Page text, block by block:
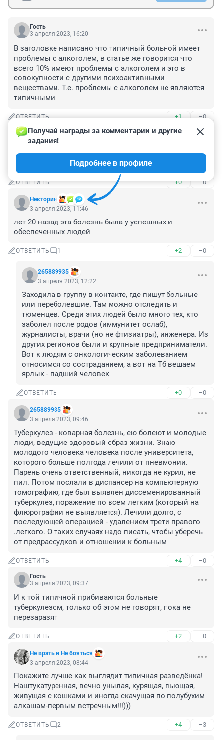
Гость
3 апреля 2023, 16:20
В заголовке написано что типичный больной имеет
проблемы с алкоголем, в статье же говорится что
всего 10% имеют проблемы с алкоголем и это в
совокупности с другими психоактивными
веществами. Т.е. проблемы с алкоголем не являются
типичными.
ОТВЕТИТЬ +1 –0
Гость
3 апреля 2023, 14:20
проблемы без алкоголя, с алкоголем нет проблем 😂
ОТВЕТИТЬ +0 –0
Некторин
Получай награды за комментарии и другие
задания!
Подробнее в профиле
3 апреля 2023, 11:46
лет 20 назад эта болезнь была у успешных и
обеспеченных людей
ОТВЕТИТЬ 1 +2 –0
265889935
3 апреля 2023, 12:22
Заходила в группу в контакте, где пишут больные
или переболевшие. Там можно отследить и
тюменцев. Среди этих людей было много тех, кто
заболел после родов (иммунитет ослаб),
журналисты, врачи (но не фтизиатры), инженера. Из
других регионов были и крупные предприниматели.
Вот к людям с онкологическим заболеванием
относимся со состраданием, а вот на Тб вешаем
ярлык - падший человек
ОТВЕТИТЬ +0 –0
265889935
3 апреля 2023, 09:46
Туберкулез - коварная болезнь, ею болеют и молодые
люди, ведущие здоровый образ жизни. Знаю
молодого человека человека после университета,
которого больше полгода лечили от пневмонии.
Парень очень ответственный, никогда не курил, не
пил. Потом послали в диспансер на компьютерную
томографию, где был выявлен диссеменированный
туберкулез, поражение по всем легким (который на
флюрографии не выявляется). Лечили долго, с
последующей операцией - удалением трети правого
.легкого. О таких случаях надо писать, чтобы уберечь
от предрассудков и отношении к больным
ОТВЕТИТЬ +4 –0
Гость
3 апреля 2023, 09:37
И к той типичной прибиваются больные
туберкулезом, только об этом не говорят, пока не
перезаразят
ОТВЕТИТЬ +2 –0
Не врать и Не бояться
3 апреля 2023, 08:44
Покажите лучше как выглядит типичная разведёнка!
Наштукатуренная, вечно унылая, курящая, пьющая,
живущая с кошками и иногда скачущая по полубухим
алкашам-первым встречным!!!)))
ОТВЕТИТЬ 2 +4 –3